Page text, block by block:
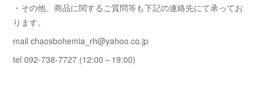
・その他、商品に関するご質問等も下記の連絡先にて承ってお
ります。
mail chaosbohemia_rh@yahoo.co.jp
tel 092-738-7727 (12:00～19:00)